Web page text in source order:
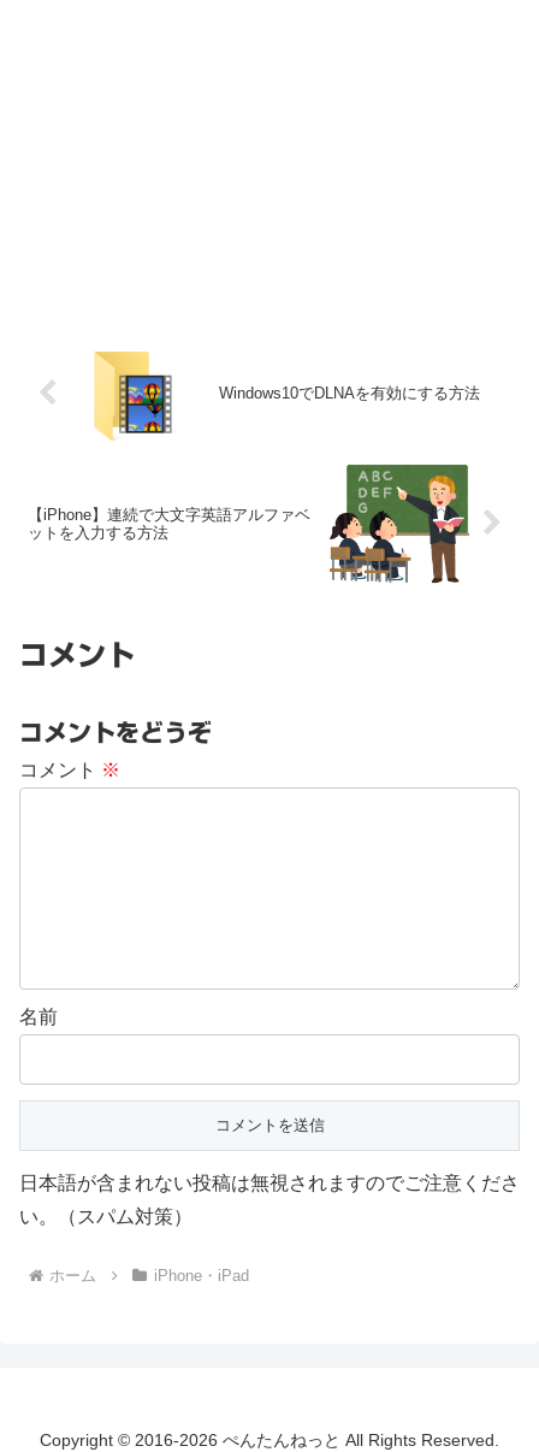
Windows10でDLNAを有効にする方法
【iPhone】連続で大文字英語アルファベ
ットを入力する方法
コメント
コメントをどうぞ
コメント ※
名前
日本語が含まれない投稿は無視されますのでご注意くださ
い。（スパム対策）
ホーム iPhone・iPad
Copyright © 2016-2026 ぺんたんねっと All Rights Reserved.